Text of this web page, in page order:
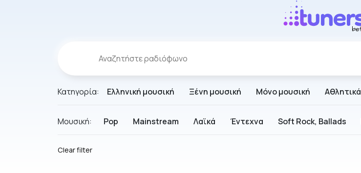
Κατηγορία: Ελληνική μουσική Ξένη μουσική Μόνο μουσική Αθλητικά
Μουσική: Pop Mainstream Λαϊκά Έντεχνα Soft Rock, Ballads
Clear filter